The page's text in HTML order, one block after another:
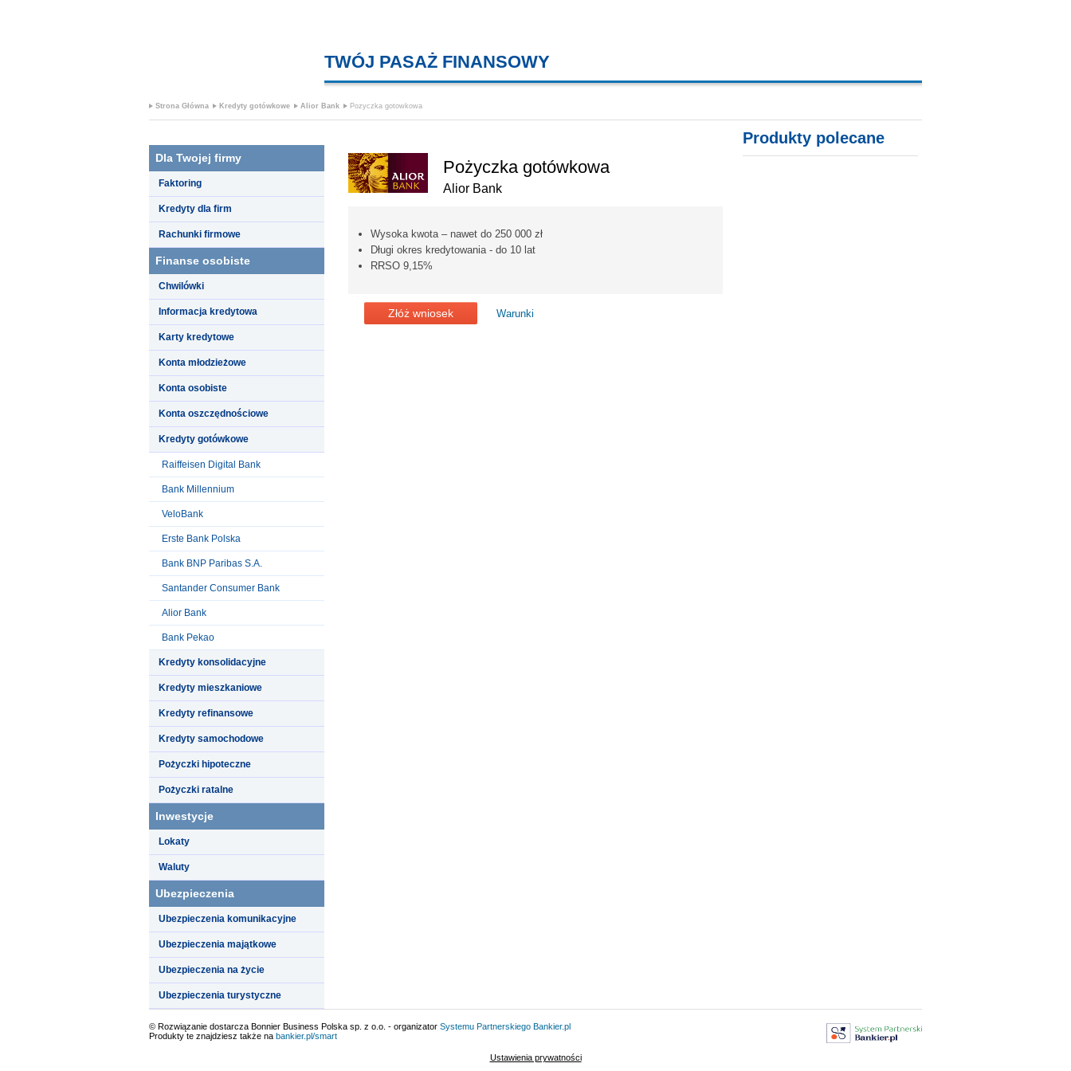
TWÓJ PASAŻ FINANSOWY
Strona Główna Kredyty gotówkowe Alior Bank Pozyczka gotowkowa
Dla Twojej firmy
Faktoring
Kredyty dla firm
Rachunki firmowe
Finanse osobiste
Chwilówki
Informacja kredytowa
Karty kredytowe
Konta młodzieżowe
Konta osobiste
Konta oszczędnościowe
Kredyty gotówkowe
Raiffeisen Digital Bank
Bank Millennium
VeloBank
Erste Bank Polska
Bank BNP Paribas S.A.
Santander Consumer Bank
Alior Bank
Bank Pekao
Kredyty konsolidacyjne
Kredyty mieszkaniowe
Kredyty refinansowe
Kredyty samochodowe
Pożyczki hipoteczne
Pożyczki ratalne
Inwestycje
Lokaty
Waluty
Ubezpieczenia
Ubezpieczenia komunikacyjne
Ubezpieczenia majątkowe
Ubezpieczenia na życie
Ubezpieczenia turystyczne
Pożyczka gotówkowa
Alior Bank
Wysoka kwota – nawet do 250 000 zł
Długi okres kredytowania - do 10 lat
RRSO 9,15%
Złóż wniosek Warunki
Produkty polecane
© Rozwiązanie dostarcza Bonnier Business Polska sp. z o.o. - organizator Systemu Partnerskiego Bankier.pl
Produkty te znajdziesz także na bankier.pl/smart
Ustawienia prywatności